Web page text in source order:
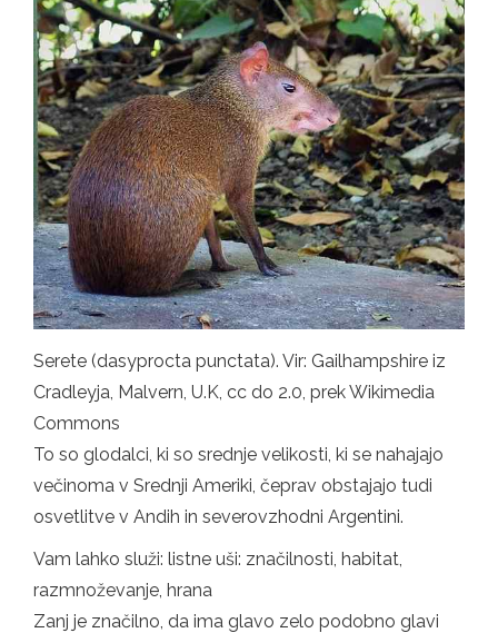
Serete (dasyprocta punctata). Vir: Gailhampshire iz
Cradleyja, Malvern, U.K, cc do 2.0, prek Wikimedia
Commons
To so glodalci, ki so srednje velikosti, ki se nahajajo
večinoma v Srednji Ameriki, čeprav obstajajo tudi
osvetlitve v Andih in severovzhodni Argentini.
Vam lahko služi: listne uši: značilnosti, habitat,
razmnoževanje, hrana
Zanj je značilno, da ima glavo zelo podobno glavi